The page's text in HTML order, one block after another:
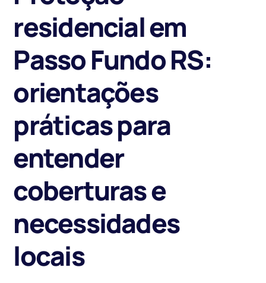
residencial em
Passo Fundo RS:
orientações
práticas para
entender
coberturas e
necessidades
locais